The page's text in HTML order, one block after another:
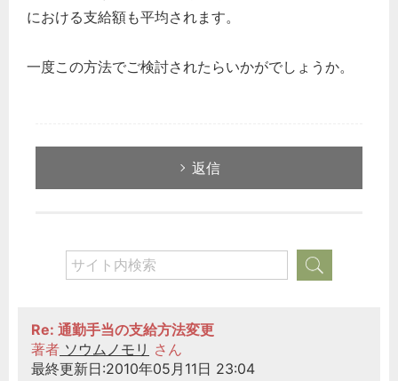
における支給額も平均されます。
一度この方法でご検討されたらいかがでしょうか。
返信
Re: 通勤手当の支給方法変更
著者 ソウムノモリ さん
最終更新日:2010年05月11日 23:04
労務管理
秘書のノウハウ